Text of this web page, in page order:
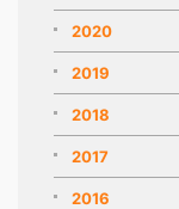
2020
2019
2018
2017
2016